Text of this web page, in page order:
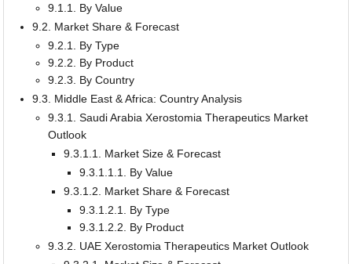
9.1.1. By Value
9.2. Market Share & Forecast
9.2.1. By Type
9.2.2. By Product
9.2.3. By Country
9.3. Middle East & Africa: Country Analysis
9.3.1. Saudi Arabia Xerostomia Therapeutics Market
Outlook
9.3.1.1. Market Size & Forecast
9.3.1.1.1. By Value
9.3.1.2. Market Share & Forecast
9.3.1.2.1. By Type
9.3.1.2.2. By Product
9.3.2. UAE Xerostomia Therapeutics Market Outlook